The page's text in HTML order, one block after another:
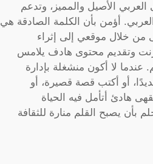
الأصيل والمميز، وتدعم
أؤمن بأن الكلمة الصادقة هي
من خلال موقعي إلى إثراء
وتقديم محتوى هادف يلامس
عندما لا أكون منشغلة بإدارة
أو أكتب قصة قصيرة، أو
هادئ أتأمل فيه الحياة
بأن يصبح القلم منارة للثقافة